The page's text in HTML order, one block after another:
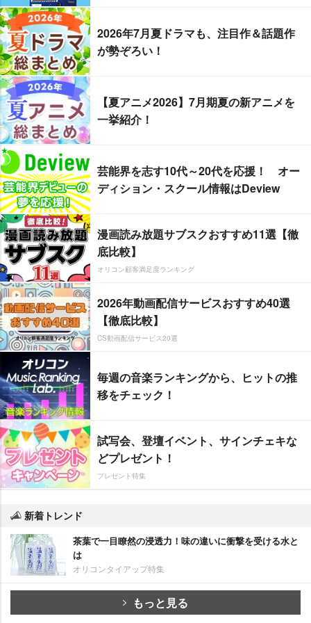
2026年7月夏ドラマも、注目作＆話題作
が勢ぞろい！
【夏アニメ2026】7月期夏の新アニメを
一挙紹介！
芸能界を志す10代～20代を応援！ オー
ディション・スクール情報はDeview
漫画読み放題サブスクおすすめ11選【徹
底比較】
オリコン顧客満足度ランキング
2026年動画配信サービスおすすめ40選
【徹底比較】
CS動画配信サービス20選
毎週の音楽ランキングから、ヒットの推
移をチェック！
試写会、登壇イベント、サインチェキな
どプレゼント！
プレゼント特集
新着トレンド
茶葉で一目瞭然の浸透力！味の違いに衝撃を受ける水と
は
オリコンタイアップ特集
もっと見る